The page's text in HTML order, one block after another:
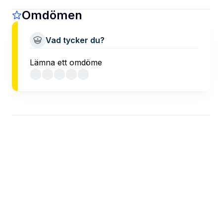
Omdömen
Vad tycker du?
Lämna ett omdöme